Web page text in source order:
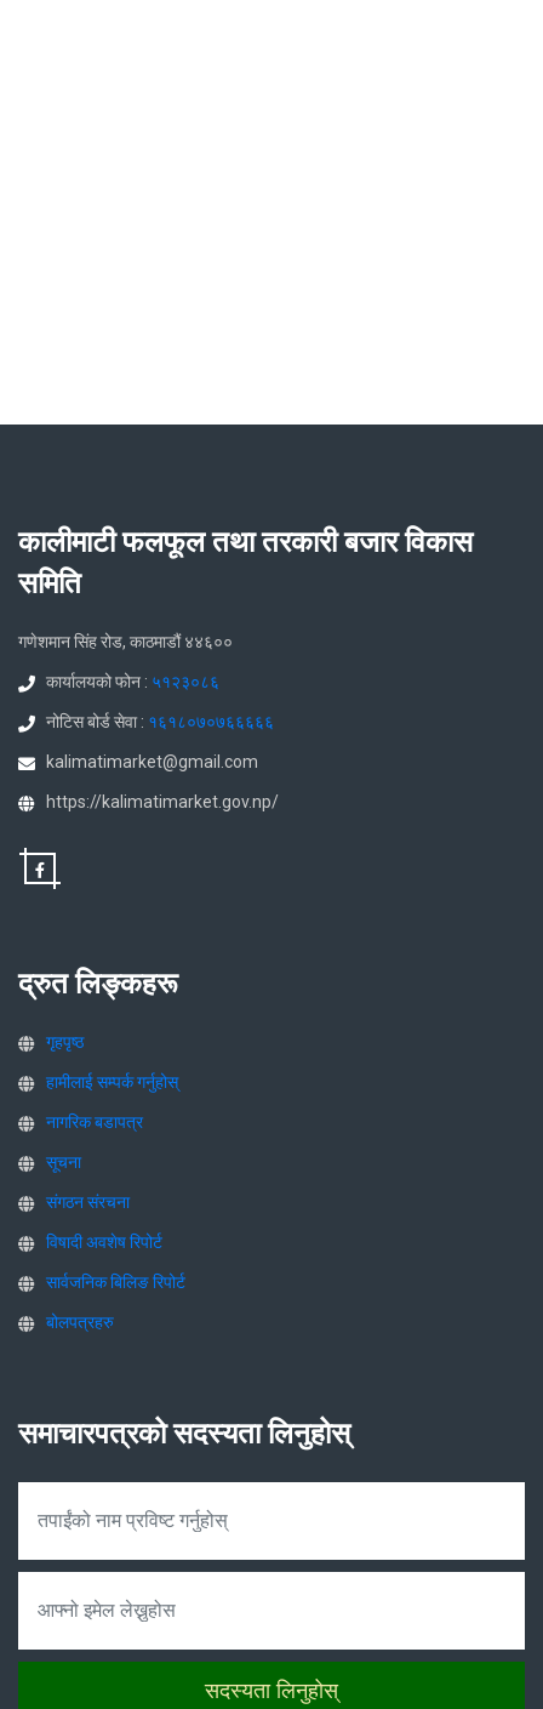
कालीमाटी फलफूल तथा तरकारी बजार विकास
समिति
गणेशमान सिंह रोड, काठमाडौं ४४६००
कार्यालयको फोन : ५१२३०८६
नोटिस बोर्ड सेवा : १६१८०७०७६६६६६
kalimatimarket@gmail.com
https://kalimatimarket.gov.np/
द्रुत लिङ्कहरू
गृहपृष्ठ
हामीलाई सम्पर्क गर्नुहोस्
नागरिक बडापत्र
सूचना
संगठन संरचना
विषादी अवशेष रिपोर्ट
सार्वजनिक बिलिङ रिपोर्ट
बोलपत्रहरु
समाचारपत्रको सदस्यता लिनुहोस्
सदस्यता लिनुहोस्